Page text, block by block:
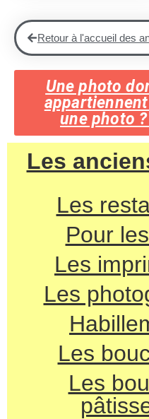
Retour à l'accueil des
Une photo
une photo
Les
Les
Pour
Les
Les
Les
Les